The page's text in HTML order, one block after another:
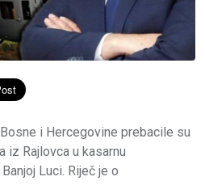
i Hercegovine prebacile su
iz Rajlovca u kasarnu
Luci. Riječ je o